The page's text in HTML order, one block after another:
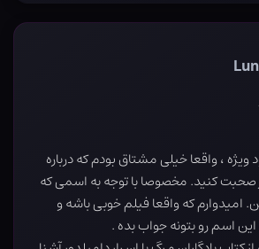
ویژه ، واقعا خیلی مشتاق بودم که درباره
صحبت کنید. مخصوصا با توجه به اسمی که
که واقعا فیلم خوبی باشه و
این اسم رو بتونه جواب بده .